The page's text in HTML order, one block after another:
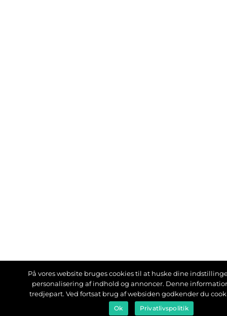
På vores website bruges cookies til at huske dine
personalisering af indhold og annoncer. Denne
tredjepart. Ved fortsat brug af websiden godkender du
Ok Privatlivspolitik